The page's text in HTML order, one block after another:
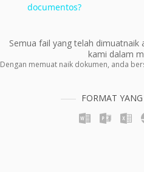
documentos?
Semua fail yang telah dimuatnaik
kami dalam
Dengan memuat naik dokumen, anda
FORMAT